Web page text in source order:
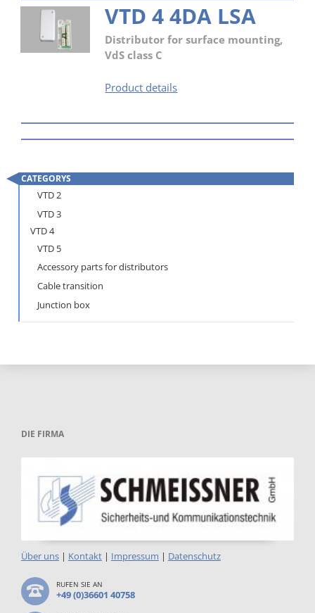
LL
VTD 4 4DA LSA
Distributor for surface mounting,
VdS class C
Product detailsVTD
CATEGORYS
Skip
navigation
VTD 2
VTD 3
VTD 4
VTD 5
Accessory parts for distributors
Cable transition
Junction box
DIE FIRMA
Über uns| Kontakt| Impressum | Datenschutz
RUFEN SIE AN
+49 (0)36601 40758